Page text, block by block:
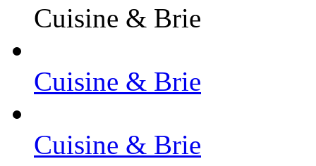
Cuisine & Brie
Cuisine & Brie
Cuisine & Brie